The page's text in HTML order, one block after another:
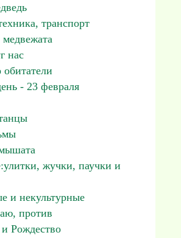
транспорт
нас
- 23 февраля
жучки, паучки и
и некультурные
против
Рождество